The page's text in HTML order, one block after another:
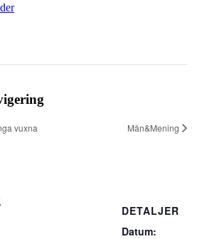
vuxna Män&Mening
DETALJER
Datum: